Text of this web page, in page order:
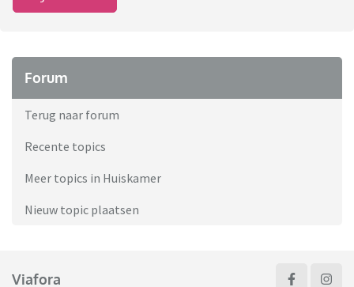
Forum
Terug naar forum
Recente topics
Meer topics in Huiskamer
Nieuw topic plaatsen
Viafora